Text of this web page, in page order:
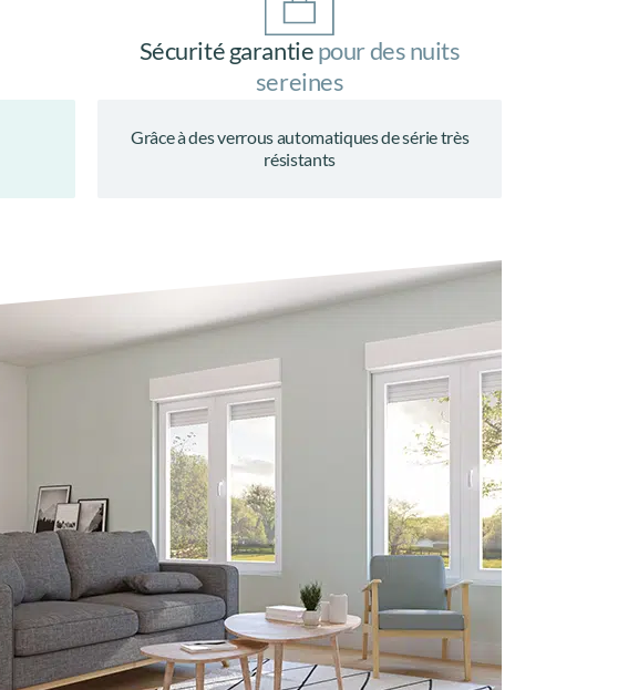
Sécurité garantiepour des nuits
sereines
Grâce à des verrous automatiques de série très
résistants